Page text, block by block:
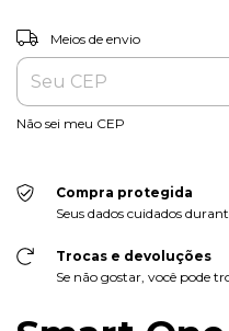
Entregas para o CEP:
Meios de envio
Não sei meu CEP
Compra protegida
Seus dados cuidados
Trocas e devoluções
Se não gostar, você pode